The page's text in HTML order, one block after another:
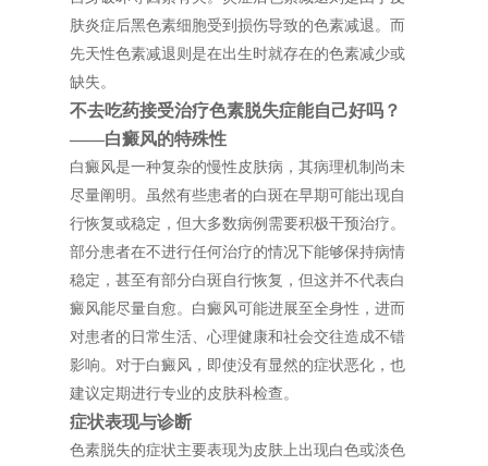
肤炎症后黑色素细胞受到损伤导致的色素减退。而
先天性色素减退则是在出生时就存在的色素减少或
缺失。
不去吃药接受治疗色素脱失症能自己好吗？
——白癜风的特殊性
白癜风是一种复杂的慢性皮肤病，其病理机制尚未
尽量阐明。虽然有些患者的白斑在早期可能出现自
行恢复或稳定，但大多数病例需要积极干预治疗。
部分患者在不进行任何治疗的情况下能够保持病情
稳定，甚至有部分白斑自行恢复，但这并不代表白
癜风能尽量自愈。白癜风可能进展至全身性，进而
对患者的日常生活、心理健康和社会交往造成不错
影响。对于白癜风，即使没有显然的症状恶化，也
建议定期进行专业的皮肤科检查。
症状表现与诊断
色素脱失的症状主要表现为皮肤上出现白色或淡色